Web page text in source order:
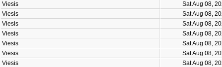
Viesis
Sat Aug 08,
Viesis
Sat Aug 08,
Viesis
Sat Aug 08,
Viesis
Sat Aug 08,
Viesis
Sat Aug 08,
Viesis
Sat Aug 08,
Viesis
Sat Aug 08,